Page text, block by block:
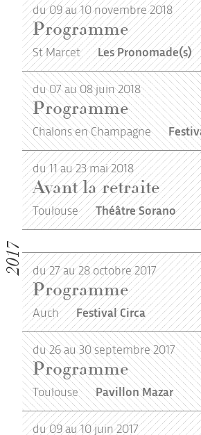
du 09 au 10 novembre 2018
Programme
St Marcet Les Pronomade(s)
du 07 au 08 juin 2018
Programme
Chalons en Champagne
du 11 au 23 mai 2018
Avant la retraite
Toulouse Théâtre Sorano
2017 du 27 au 28 octobre 2017
Programme
Auch Festival Circa
du 26 au 30 septembre 2017
Programme
Toulouse Pavillon Mazar
du 09 au 10 juin 2017